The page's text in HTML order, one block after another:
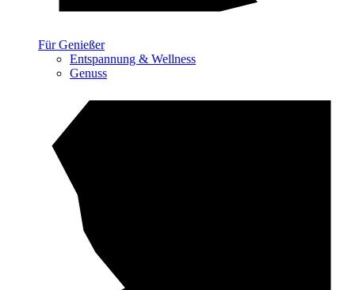
Für Genießer
Entspannung & Wellness
Genuss